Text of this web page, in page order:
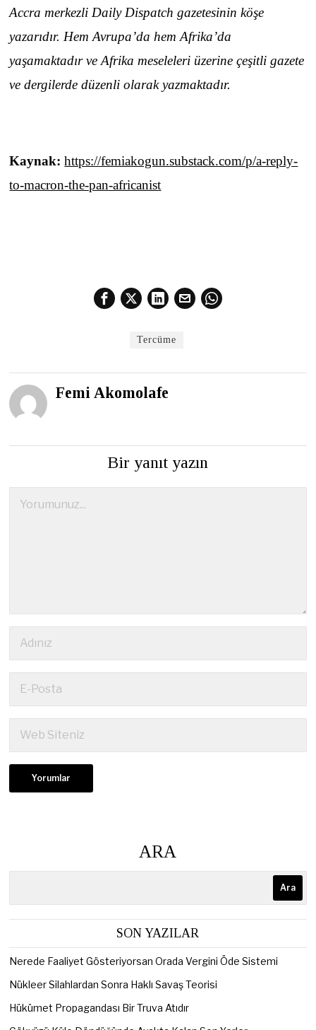
Accra merkezli Daily Dispatch gazetesinin köşe
yazarıdır. Hem Avrupa’da hem Afrika’da
yaşamaktadır ve Afrika meseleleri üzerine çeşitli gazete
ve dergilerde düzenli olarak yazmaktadır.
Kaynak: https://femiakogun.substack.com/p/a-reply-
to-macron-the-pan-africanist
Tercüme
Femi Akomolafe
Bir yanıt yazın
ARA
Ara
SON YAZILAR
Nerede Faaliyet Gösteriyorsan Orada Vergini Öde Sistemi
Nükleer Silahlardan Sonra Haklı Savaş Teorisi
Hükümet Propagandası Bir Truva Atıdır